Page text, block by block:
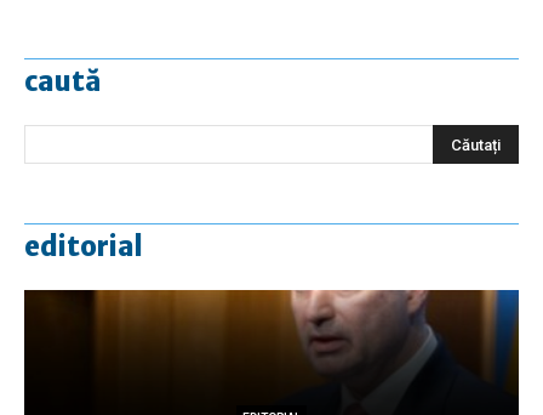
caută
editorial